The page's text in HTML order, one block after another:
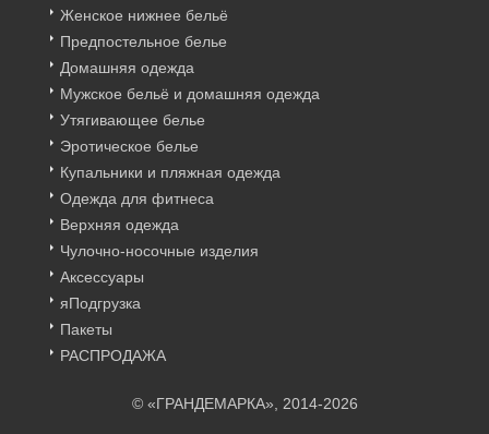
Женское нижнее бельё
Предпостельное белье
Домашняя одежда
Мужское бельё и домашняя одежда
Утягивающее белье
Эротическое белье
Купальники и пляжная одежда
Одежда для фитнеса
Верхняя одежда
Чулочно-носочные изделия
Аксессуары
яПодгрузка
Пакеты
РАСПРОДАЖА
© «ГРАНДЕМАРКА», 2014-2026